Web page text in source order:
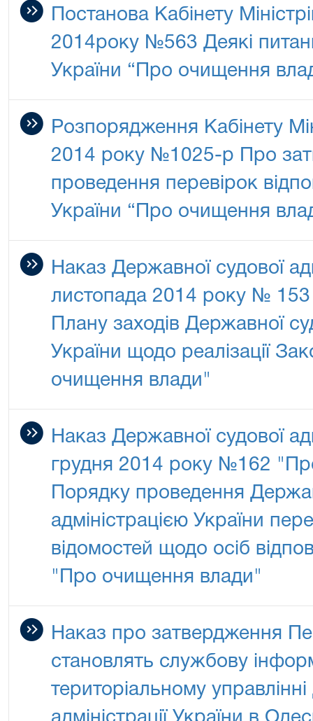
Постанова Кабінету
2014року №563 Деякі
України “Про очищення
Розпорядження Кабінету
2014 року №1025-р Про
проведення перевірок
України “Про очищення
Наказ Державної судової
листопада 2014 року №
Плану заходів Державної
України щодо реалізації
очищення влади"
Наказ Державної судової
грудня 2014 року №162
Порядку проведення
адміністрацією України
відомостей щодо осіб
"Про очищення влади"
Наказ про затвердження
становлять службову
територіальному